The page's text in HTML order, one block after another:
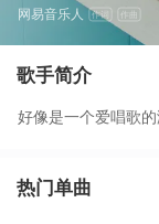
网易音乐人 作词 作曲
歌手简介
好像是一个爱唱歌的
热门单曲